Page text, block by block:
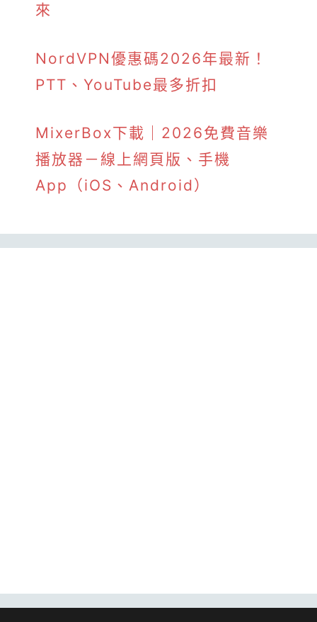
來
NordVPN優惠碼2026年最新！
PTT、YouTube最多折扣
MixerBox下載｜2026免費音樂
播放器－線上網頁版、手機
App（iOS、Android）